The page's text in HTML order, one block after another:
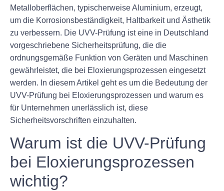
Metalloberflächen, typischerweise Aluminium, erzeugt,
um die Korrosionsbeständigkeit, Haltbarkeit und Ästhetik
zu verbessern. Die UVV-Prüfung ist eine in Deutschland
vorgeschriebene Sicherheitsprüfung, die die
ordnungsgemäße Funktion von Geräten und Maschinen
gewährleistet, die bei Eloxierungsprozessen eingesetzt
werden. In diesem Artikel geht es um die Bedeutung der
UVV-Prüfung bei Eloxierungsprozessen und warum es
für Unternehmen unerlässlich ist, diese
Sicherheitsvorschriften einzuhalten.
Warum ist die UVV-Prüfung
bei Eloxierungsprozessen
wichtig?